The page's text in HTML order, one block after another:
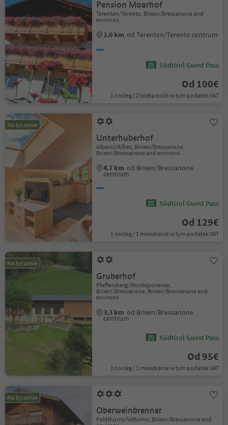
Pension Moarhof
Terenten/Terento, Brixen/Bressanone and
environs
2.0 km od Terenten/Terento centrum
Südtirol Guest Pass
Od 100€
1 nocleg / 2 liczba osób w tym podatek VAT
Na życzenie
Unterhuberhof
Albeins/Albes, Brixen/Bressanone,
Brixen/Bressanone and environs
4.7 km od Brixen/Bressanone
centrum
Südtirol Guest Pass
Od 129€
1 nocleg / 1 mieszkanie w tym podatek VAT
Na życzenie
Gruberhof
Pfeffersberg/Monteponente,
Brixen/Bressanone, Brixen/Bressanone and
environs
3.3 km od Brixen/Bressanone
centrum
Südtirol Guest Pass
Od 95€
1 nocleg / 1 mieszkanie w tym podatek VAT
Na życzenie
Oberweinbrenner
Feldthurns/Velturno, Brixen/Bressanone and